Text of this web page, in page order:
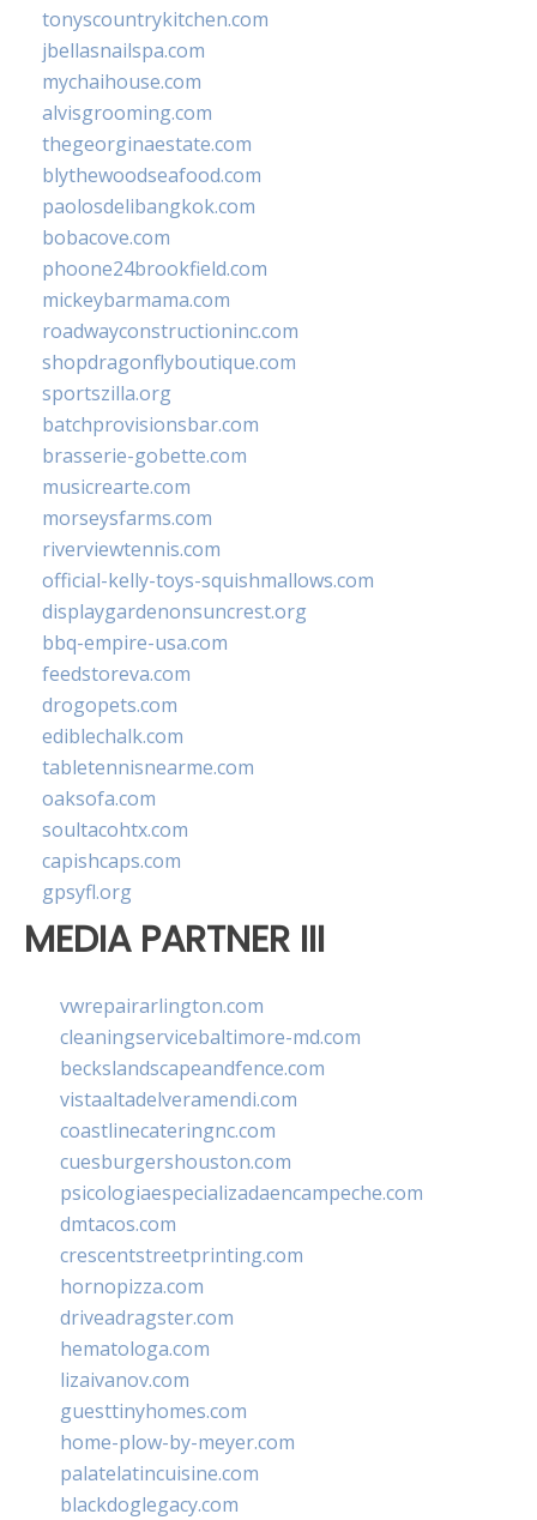
tonyscountrykitchen.com
jbellasnailspa.com
mychaihouse.com
alvisgrooming.com
thegeorginaestate.com
blythewoodseafood.com
paolosdelibangkok.com
bobacove.com
phoone24brookfield.com
mickeybarmama.com
roadwayconstructioninc.com
shopdragonflyboutique.com
sportszilla.org
batchprovisionsbar.com
brasserie-gobette.com
musicrearte.com
morseysfarms.com
riverviewtennis.com
official-kelly-toys-squishmallows.com
displaygardenonsuncrest.org
bbq-empire-usa.com
feedstoreva.com
drogopets.com
ediblechalk.com
tabletennisnearme.com
oaksofa.com
soultacohtx.com
capishcaps.com
gpsyfl.org
MEDIA PARTNER III
vwrepairarlington.com
cleaningservicebaltimore-md.com
beckslandscapeandfence.com
vistaaltadelveramendi.com
coastlinecateringnc.com
cuesburgershouston.com
psicologiaespecializadaencampeche.com
dmtacos.com
crescentstreetprinting.com
hornopizza.com
driveadragster.com
hematologa.com
lizaivanov.com
guesttinyhomes.com
home-plow-by-meyer.com
palatelatincuisine.com
blackdoglegacy.com